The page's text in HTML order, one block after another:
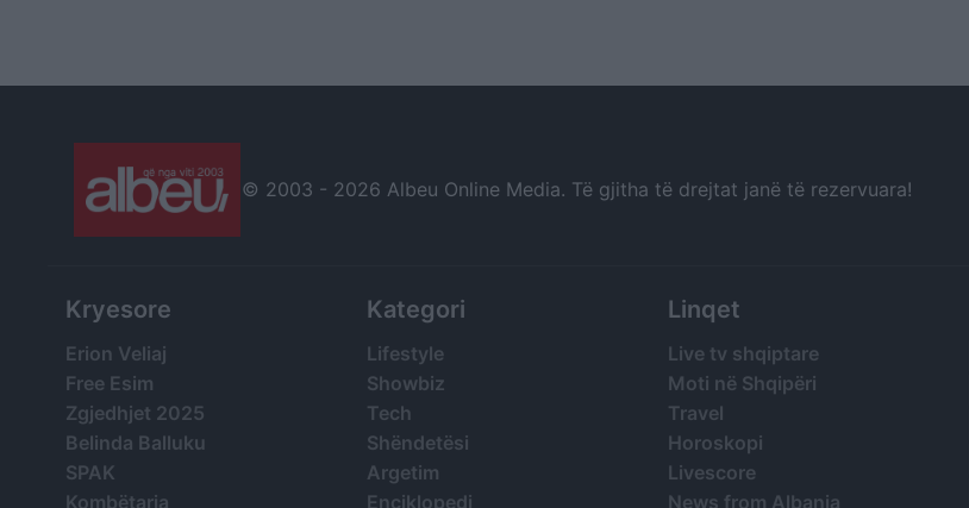
© 2003 - 2026 Albeu Online Media. Të gjitha të drejtat janë të rezervuara!
Kryesore
Erion Veliaj
Free Esim
Zgjedhjet 2025
Belinda Balluku
SPAK
Kombëtarja
Kategori
Lifestyle
Showbiz
Tech
Shëndetësi
Argetim
Enciklopedi
Linqet
Live tv shqiptare
Moti në Shqipëri
Travel
Horoskopi
Livescore
News from Albania